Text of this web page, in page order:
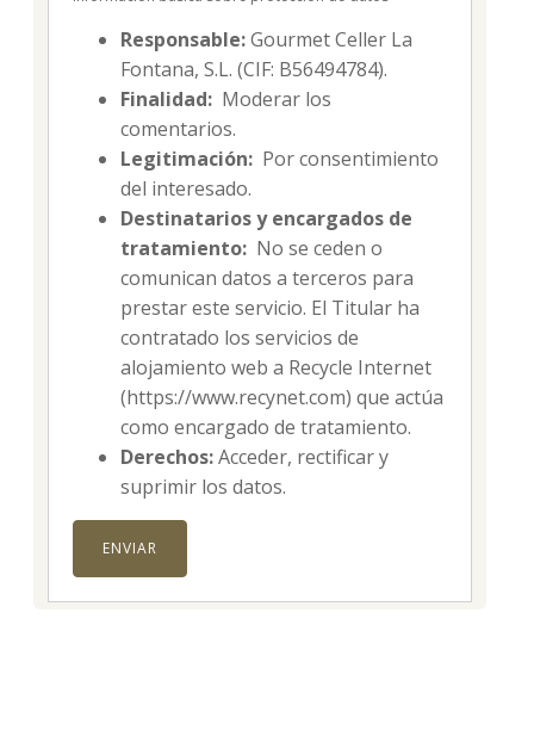
Responsable:Gourmet Celler La
Fontana, S.L. (CIF: B56494784).
Finalidad: Moderar los
comentarios.
Legitimación: Por consentimiento
del interesado.
Destinatarios y encargados de
tratamiento: No se ceden o
comunican datos a terceros para
prestar este servicio. El Titular ha
contratado los servicios de
alojamiento web a Recycle Internet
(https://www.recynet.com) que actúa
como encargado de tratamiento.
Derechos:Acceder, rectificar y
suprimir los datos.